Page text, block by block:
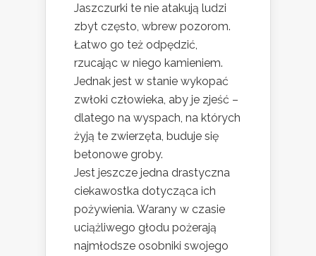
Jaszczurki te nie atakują ludzi
zbyt często, wbrew pozorom.
Łatwo go też odpędzić,
rzucając w niego kamieniem.
Jednak jest w stanie wykopać
zwłoki człowieka, aby je zjeść –
dlatego na wyspach, na których
żyją te zwierzęta, buduje się
betonowe groby.
Jest jeszcze jedna drastyczna
ciekawostka dotycząca ich
pożywienia. Warany w czasie
uciążliwego głodu pożerają
najmłodsze osobniki swojego